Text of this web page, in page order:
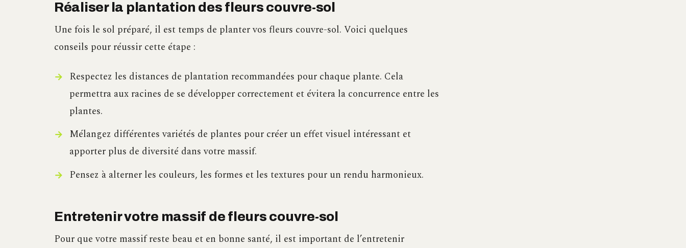
Réaliser la plantation des fleurs couvre-sol
Une fois le sol préparé, il est temps de planter vos fleurs couvre-sol. Voici quelques
conseils pour réussir cette étape :
Respectez les distances de plantation recommandées pour chaque plante. Cela
permettra aux racines de se développer correctement et évitera la concurrence entre les
plantes.
Mélangez différentes variétés de plantes pour créer un effet visuel intéressant et
apporter plus de diversité dans votre massif.
Pensez à alterner les couleurs, les formes et les textures pour un rendu harmonieux.
Entretenir votre massif de fleurs couvre-sol
Pour que votre massif reste beau et en bonne santé, il est important de l’entretenir